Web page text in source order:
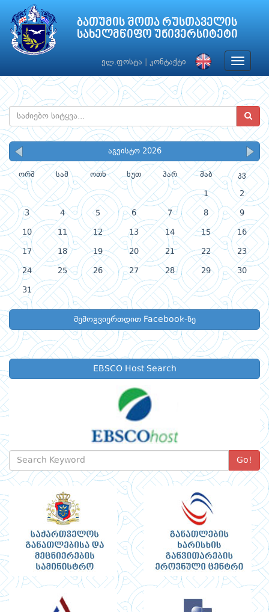
ბათუმის შოთა რუსთაველის
სახელმწიფო უნივერსიტეტი
ელ.ფოსტა კონტაქტი
Toggle
აგვისტო 2026
ორშ სამ ოთხ ხუთ პარ შაბ კვ
1 2
3 4 5 6 7 8 9
10 11 12 13 14 15 16
17 18 19 20 21 22 23
24 25 26 27 28 29 30
31
შემოგვიერთდით Facebook-ზე
EBSCO Host Search
Go!